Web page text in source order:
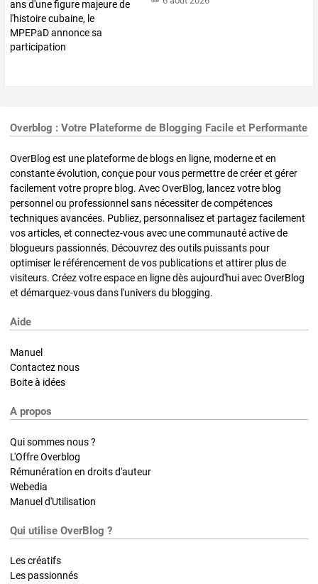
Overblog : Votre Plateforme de Blogging Facile et Performante
OverBlog est une plateforme de blogs en ligne, moderne et en
constante évolution, conçue pour vous permettre de créer et gérer
facilement votre propre blog. Avec OverBlog, lancez votre blog
personnel ou professionnel sans nécessiter de compétences
techniques avancées. Publiez, personnalisez et partagez facilement
vos articles, et connectez-vous avec une communauté active de
blogueurs passionnés. Découvrez des outils puissants pour
optimiser le référencement de vos publications et attirer plus de
visiteurs. Créez votre espace en ligne dès aujourd'hui avec OverBlog
et démarquez-vous dans l'univers du blogging.
Aide
Manuel
Contactez nous
Boite à idées
A propos
Qui sommes nous ?
L'Offre Overblog
Rémunération en droits d'auteur
Webedia
Manuel d'Utilisation
Qui utilise OverBlog ?
Les créatifs
Les passionnés